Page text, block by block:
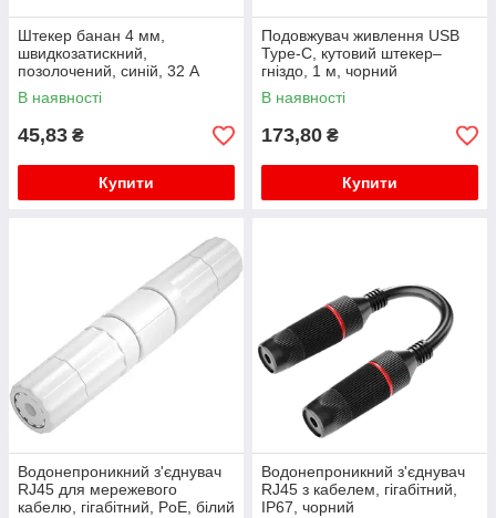
Штекер банан 4 мм,
швидкозатискний,
позолочений, синій, 32 А
В наявності
45,83 ₴
Купити
Подовжувач живлення USB
Type-C, кутовий штекер–
гніздо, 1 м, чорний
В наявності
173,80 ₴
Купити
Водонепроникний з'єднувач
RJ45 для мережевого
кабелю, гігабітний, PoE, білий
Водонепроникний з'єднувач
RJ45 з кабелем, гігабітний,
IP67, чорний